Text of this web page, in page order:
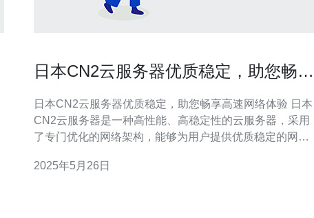
日本CN2云服务器优质稳定，助您畅享
日本CN2云服务器优质稳定，助您畅享高速网络体验 日本
CN2云服务器是一种高性能、高稳定性的云服务器，采用
了专门优化的网络架构，能够为用户提供优质稳定的网络
验，轻松访问国际网站，观看高清视频，进行在线游戏等
2025年5月26日